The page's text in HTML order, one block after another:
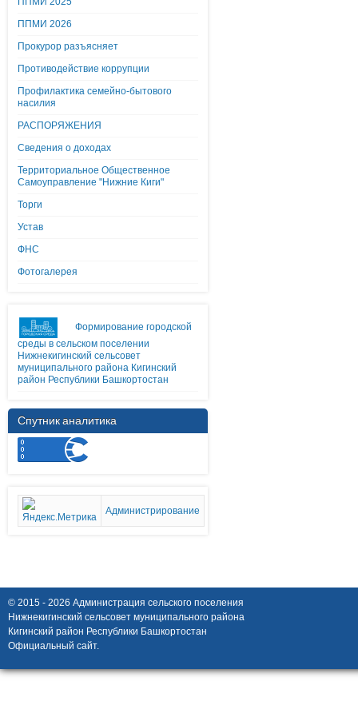
ППМИ 2026
Прокурор разъясняет
Противодействие коррупции
Профилактика семейно-бытового
насилия
РАСПОРЯЖЕНИЯ
Сведения о доходах
Территориальное Общественное
Самоуправление "Нижние Киги"
Торги
Устав
ФНС
Фотогалерея
Формирование городской
среды в сельском поселении
Нижнекигинский сельсовет
муниципального района Кигинский
район Республики Башкортостан
Спутник аналитика
Администрирование
© 2015 - 2026 Администрация сельского поселения
Нижнекигинский сельсовет муниципального района
Кигинский район Республики Башкортостан
Официальный сайт.